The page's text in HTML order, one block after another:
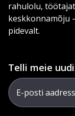
rahulolu,
keskkonnamõju
pidevalt.
Telli meie
E-posti aadress